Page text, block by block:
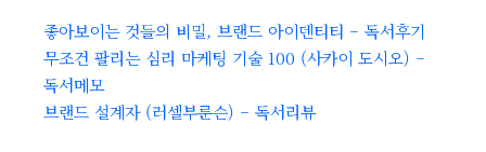
좋아보이는 것들의 비밀, 브랜드 아이덴티티 – 독서후기
무조건 팔리는 심리 마케팅 기술 100 (사카이 도시오) –
독서메모
브랜드 설계자 (러셀부룬슨) – 독서리뷰